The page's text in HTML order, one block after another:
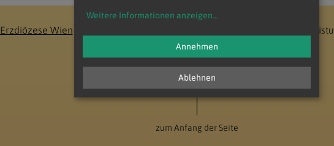
Erzdiözese Wien Pfarre
zum Anfang der Seite
Weitere Informationen anzeigen...
Ablehnen
Annehmen